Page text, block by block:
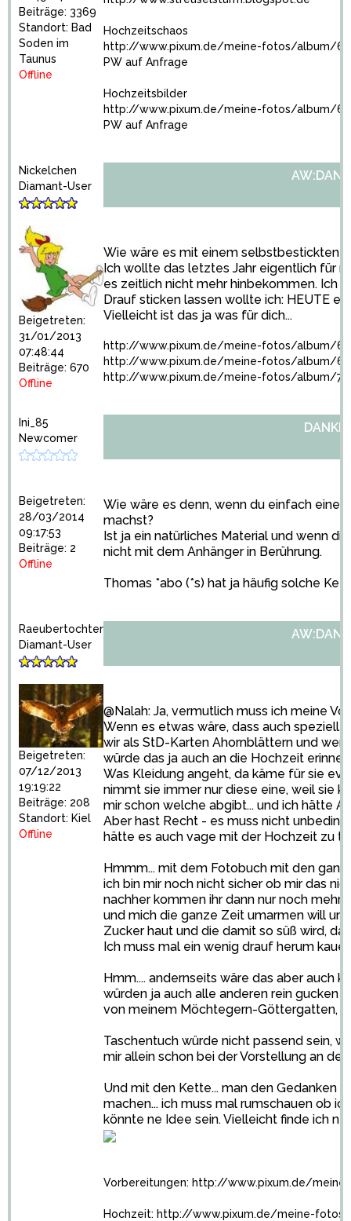
Beiträge: 3369
Standort: Bad
Soden im
Taunus
Offline
Hochzeitschaos
http://www.pixum.de/meine-fotos/album/
PW auf Anfrage
Hochzeitsbilder
http://www.pixum.de/meine-fotos/album/
PW auf Anfrage
Nickelchen
Diamant-User
Beigetreten:
31/01/2013
07:48:44
Beiträge: 670
Offline
Wie wäre es mit einem selbstbestickten
Ich wollte das letztes Jahr eigentlich für
es zeitlich nicht mehr hinbekommen. Ich
Drauf sticken lassen wollte ich: HEUTE
Vielleicht ist das ja was für dich...
http://www.pixum.de/meine-fotos/album/
http://www.pixum.de/meine-fotos/album/
http://www.pixum.de/meine-fotos/album/
Ini_85
Newcomer
Beigetreten:
28/03/2014
09:17:53
Beiträge: 2
Offline
Wie wäre es denn, wenn du einfach
machst?
Ist ja ein natürliches Material und wenn
nicht mit dem Anhänger in Berührung.
Thomas *abo (*s) hat ja häufig solche
Raeubertochter
Diamant-User
Beigetreten:
07/12/2013
19:19:22
Beiträge: 208
Standort: Kiel
Offline
@Nalah: Ja, vermutlich muss ich meine
Wenn es etwas wäre, dass auch speziell
wir als StD-Karten Ahornblättern und
würde das ja auch an die Hochzeit
Was Kleidung angeht, da käme für sie
nimmt sie immer nur diese eine, weil sie
mir schon welche abgibt... und ich hätte
Aber hast Recht - es muss nicht
hätte es auch vage mit der Hochzeit zu
Hmmm... mit dem Fotobuch mit den
ich bin mir noch nicht sicher ob mir das
nachher kommen ihr dann nur noch mehr
und mich die ganze Zeit umarmen will
Zucker haut und die damit so süß wird,
Ich muss mal ein wenig drauf herum
Hmm.... andernseits wäre das aber auch
würden ja auch alle anderen rein gucken
von meinem Möchtegern-Göttergatten,
Taschentuch würde nicht passend sein,
mir allein schon bei der Vorstellung an
Und mit den Kette... man den Gedanken
machen... ich muss mal rumschauen ob
könnte ne Idee sein. Vielleicht finde ich
Vorbereitungen: http://www.pixum.de/
Hochzeit: http://www.pixum.de/meine-fotos/